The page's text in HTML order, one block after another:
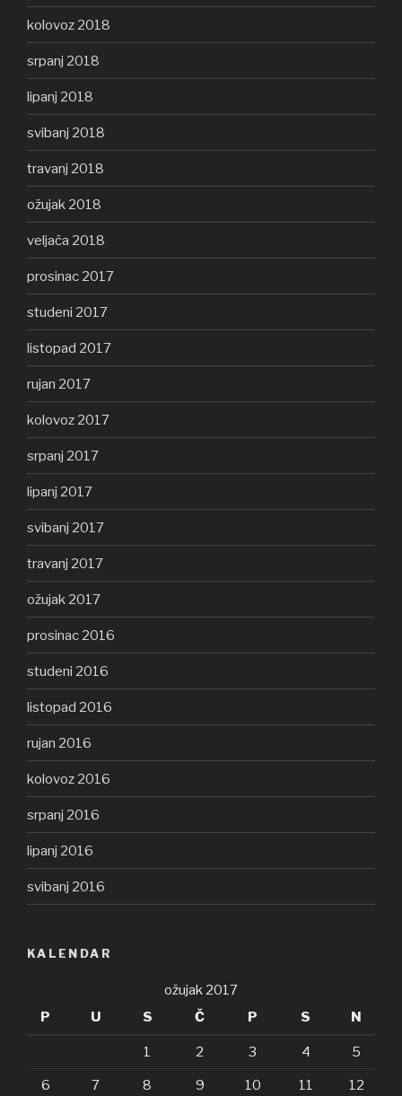
kolovoz 2018
srpanj 2018
lipanj 2018
svibanj 2018
travanj 2018
ožujak 2018
veljača 2018
prosinac 2017
studeni 2017
listopad 2017
rujan 2017
kolovoz 2017
srpanj 2017
lipanj 2017
svibanj 2017
travanj 2017
ožujak 2017
prosinac 2016
studeni 2016
listopad 2016
rujan 2016
kolovoz 2016
srpanj 2016
lipanj 2016
svibanj 2016
KALENDAR
ožujak 2017
P
U S Č P S N
1 2 3 4 5
6 7 8 9 10 11 12